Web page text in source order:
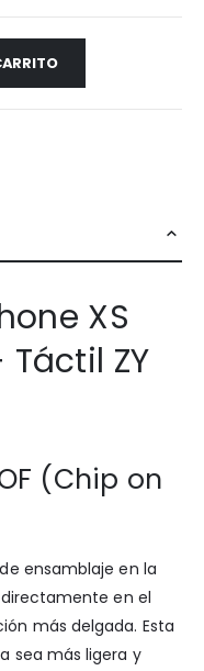
XS
ZY
(Chip on
ensamblaje en la
en el
más delgada. Esta
sea más ligera y